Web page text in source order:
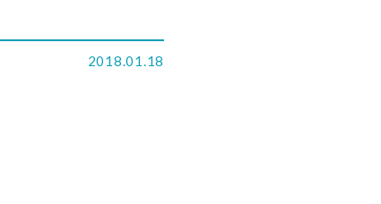
2018.01.18